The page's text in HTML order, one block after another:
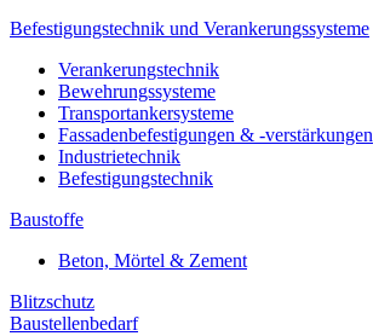
Befestigungstechnik und Verankerungssysteme
Verankerungstechnik
Bewehrungssysteme
Transportankersysteme
Fassadenbefestigungen & -verstärkungen
Industrietechnik
Befestigungstechnik
Baustoffe
Beton, Mörtel & Zement
Blitzschutz
Baustellenbedarf